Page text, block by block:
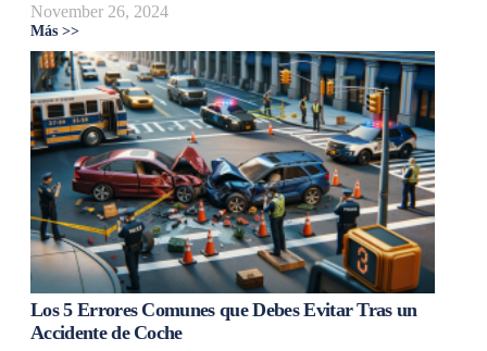
November 26, 2024
Más >>
Los 5 Errores Comunes que Debes Evitar Tras un
Accidente de Coche